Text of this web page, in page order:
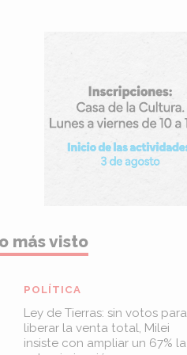
más visto
Ley de Tierras: sin votos para
liberar la venta total, Milei
insiste con ampliar un 67% la
POLÍTICA